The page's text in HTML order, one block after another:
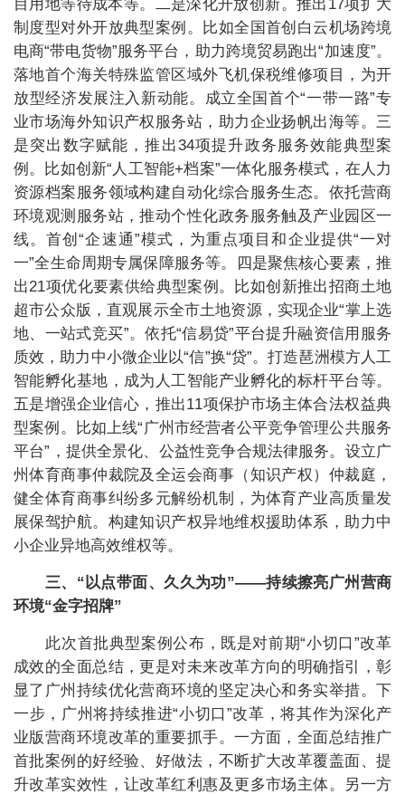
目用地等待成本等。二是深化开放创新。推出17项扩大
制度型对外开放典型案例。比如全国首创白云机场跨境
电商“带电货物”服务平台，助力跨境贸易跑出“加速度”。
落地首个海关特殊监管区域外飞机保税维修项目，为开
放型经济发展注入新动能。成立全国首个“一带一路”专
业市场海外知识产权服务站，助力企业扬帆出海等。三
是突出数字赋能，推出34项提升政务服务效能典型案
例。比如创新“人工智能+档案”一体化服务模式，在人力
资源档案服务领域构建自动化综合服务生态。依托营商
环境观测服务站，推动个性化政务服务触及产业园区一
线。首创“企速通”模式，为重点项目和企业提供“一对
一”全生命周期专属保障服务等。四是聚焦核心要素，推
出21项优化要素供给典型案例。比如创新推出招商土地
超市公众版，直观展示全市土地资源，实现企业“掌上选
地、一站式竞买”。依托“信易贷”平台提升融资信用服务
质效，助力中小微企业以“信”换“贷”。打造琶洲模方人工
智能孵化基地，成为人工智能产业孵化的标杆平台等。
五是增强企业信心，推出11项保护市场主体合法权益典
型案例。比如上线“广州市经营者公平竞争管理公共服务
平台”，提供全景化、公益性竞争合规法律服务。设立广
州体育商事仲裁院及全运会商事（知识产权）仲裁庭，
健全体育商事纠纷多元解纷机制，为体育产业高质量发
展保驾护航。构建知识产权异地维权援助体系，助力中
小企业异地高效维权等。
三、“以点带面、久久为功”——持续擦亮广州营商
环境“金字招牌”
此次首批典型案例公布，既是对前期“小切口”改革
成效的全面总结，更是对未来改革方向的明确指引，彰
显了广州持续优化营商环境的坚定决心和务实举措。下
一步，广州将持续推进“小切口”改革，将其作为深化产
业版营商环境改革的重要抓手。一方面，全面总结推广
首批案例的好经验、好做法，不断扩大改革覆盖面、提
升改革实效性，让改革红利惠及更多市场主体。另一方